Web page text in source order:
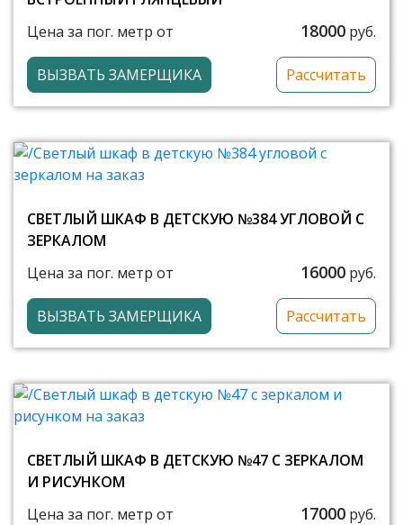
Цена за пог. метр от
18000 руб.
ВЫЗВАТЬ ЗАМЕРЩИКА Рассчитать
СВЕТЛЫЙ ШКАФ В ДЕТСКУЮ №384 УГЛОВОЙ С
ЗЕРКАЛОМ
Цена за пог. метр от
16000 руб.
ВЫЗВАТЬ ЗАМЕРЩИКА Рассчитать
СВЕТЛЫЙ ШКАФ В ДЕТСКУЮ №47 С ЗЕРКАЛОМ
И РИСУНКОМ
Цена за пог. метр от
17000 руб.